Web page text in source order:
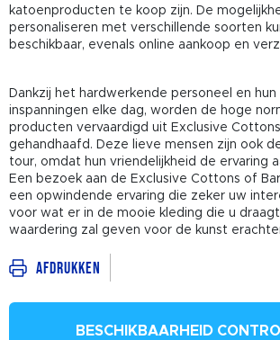
katoenproducten te koop zijn. De
personaliseren met verschillende soorten
beschikbaar, evenals online aankoop en
Dankzij het hardwerkende personeel en hun
inspanningen elke dag, worden de hoge
producten vervaardigd uit Exclusive
gehandhaafd. Deze lieve mensen zijn ook
tour, omdat hun vriendelijkheid de ervaring
Een bezoek aan de Exclusive Cottons of
een opwindende ervaring die zeker uw
voor wat er in de mooie kleding die u
waardering zal geven voor de kunst
Afdrukken
BESCHIKBAARHEID